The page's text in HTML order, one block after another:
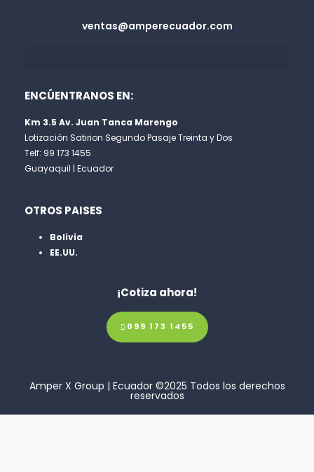
ventas@amperecuador.com
ENCÚENTRANOS EN:
Km 3.5 Av. Juan Tanca Marengo
Lotización Satirion Segundo Pasaje Treinta y Dos
Telf: 99 173 1455
Guayaquil | Ecuador
OTROS PAISES
Bolivia
EE.UU.
¡Cotiza ahora!
099 173 1455
Amper X Group | Ecuador ©2025 Todos los derechos
reservados